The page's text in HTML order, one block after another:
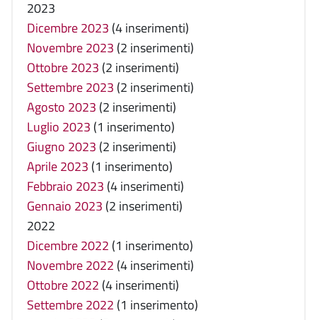
2023
Dicembre 2023 (4 inserimenti)
Novembre 2023 (2 inserimenti)
Ottobre 2023 (2 inserimenti)
Settembre 2023 (2 inserimenti)
Agosto 2023 (2 inserimenti)
Luglio 2023 (1 inserimento)
Giugno 2023 (2 inserimenti)
Aprile 2023 (1 inserimento)
Febbraio 2023 (4 inserimenti)
Gennaio 2023 (2 inserimenti)
2022
Dicembre 2022 (1 inserimento)
Novembre 2022 (4 inserimenti)
Ottobre 2022 (4 inserimenti)
Settembre 2022 (1 inserimento)